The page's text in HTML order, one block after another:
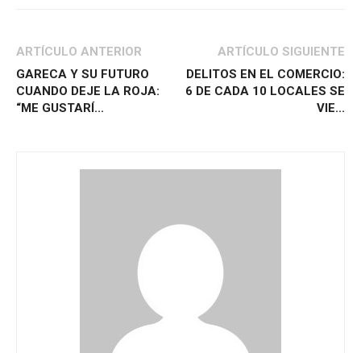
ARTÍCULO ANTERIOR
GARECA Y SU FUTURO
CUANDO DEJE LA ROJA:
“ME GUSTARÍ...
ARTÍCULO SIGUIENTE
DELITOS EN EL COMERCIO:
6 DE CADA 10 LOCALES SE
VIE...